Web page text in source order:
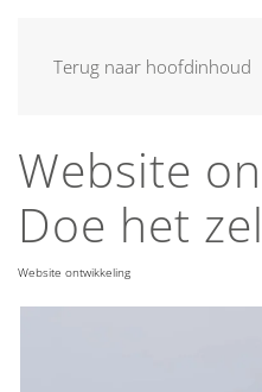
Terug naar hoofdinhoud
Website
Doe het
Website ontwikkeling